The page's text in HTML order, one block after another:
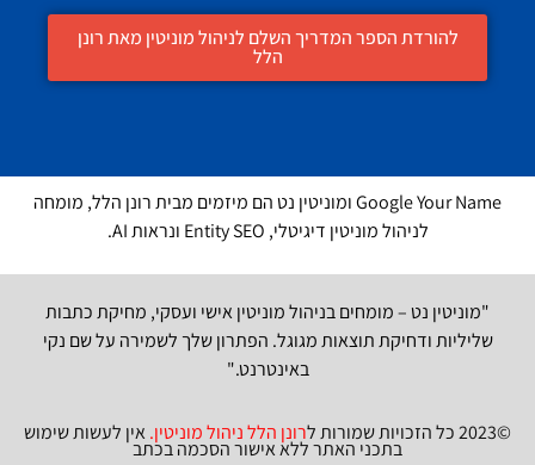
להורדת הספר המדריך השלם לניהול מוניטין מאת רונן
הלל
Google Your Name ומוניטין נט הם מיזמים מבית רונן הלל, מומחה
לניהול מוניטין דיגיטלי, Entity SEO ונראות AI.
"מוניטין נט – מומחים בניהול מוניטין אישי ועסקי, מחיקת כתבות
שליליות ודחיקת תוצאות מגוגל. הפתרון שלך לשמירה על שם נקי
באינטרנט."
©2023 כל הזכויות שמורות ל רונן הלל ניהול מוניטין. אין לעשות שימוש
בתכני האתר ללא אישור הסכמה בכתב